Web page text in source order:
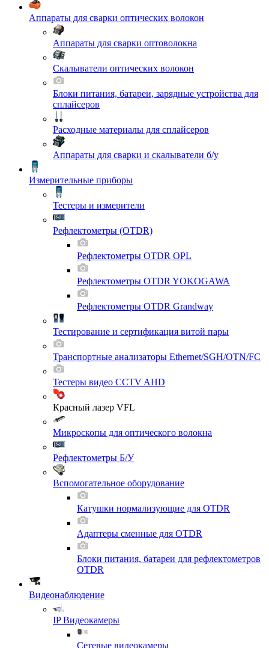
Аппараты для сварки оптических волокон
Аппараты для сварки оптоволокна
Скалыватели оптических волокон
Блоки питания, батареи, зарядные устройства для
сплайсеров
Расходные материалы для сплайсеров
Аппараты для сварки и скалыватели б/у
Измерительные приборы
Тестеры и измерители
Рефлектометры (OTDR)
Рефлектометры OTDR OPL
Рефлектометры OTDR YOKOGAWA
Рефлектометры OTDR Grandway
Тестирование и сертификация витой пары
Транспортные анализаторы Ethernet/SGH/OTN/FC
Тестеры видео CCTV AHD
Красный лазер VFL
Микроскопы для оптического волокна
Рефлектометры Б/У
Вспомогательное оборудование
Катушки нормализующие для OTDR
Адаптеры сменные для OTDR
Блоки питания, батареи для рефлектометров
OTDR
Видеонаблюдение
IP Видеокамеры
Сетевые видеокамеры